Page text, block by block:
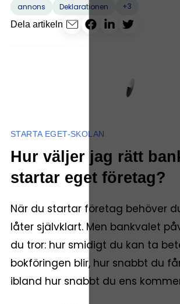
annons Deklarationen
+3
Dela artikeln
STARTA EGET-SKOLAN
Hur väljer jag rätt
startar eget företag?
När du startar företag behöver
låter självklart. Men bankvalet
du tror: hur smidigt du kan ta
bokföringen blir, hur snabbt du
ibland hur snabbt du ens